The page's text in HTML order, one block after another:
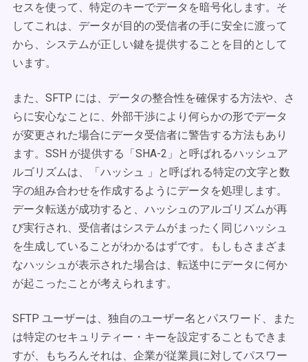
セスを使って、特定のキーでデータを暗号化します。そ
してこれは、データが目的の受信者の手に安全に渡って
から、システムが正しい鍵を提供することを目的として
います。
また、SFTP には、データの整合性を確保する方法や、さ
らに安心なことに、外部干渉により何らかの形でデータ
が変更された場合にデータ受信者に警告する方法もあり
ます。SSH が提供する「SHA-2」と呼ばれるハッシュア
ルゴリズムは、「ハッシュ 」と呼ばれる特定の文字と数
字の組み合わせを作成するようにデータを処理します。
データ転送が成功すると、ハッシュのアルゴリズムが再
び実行され、受信者はシステムがまったく同じハッシュ
を生成していることがわかるはずです。もしもさまざま
なハッシュが表示された場合は、転送中にデータに何か
が起こったことが考えられます。
SFTP ユーザーは、独自のユーザー名とパスワード、また
は特定のセキュリティー・キーを設定することもできま
すが、もちろんそれは、企業が従業員に対してパスワー